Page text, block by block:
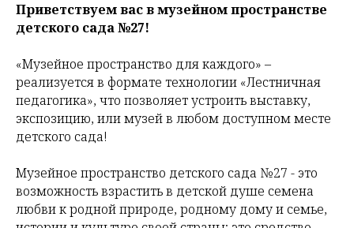
Приветствуем вас в музейном пространстве
детского сада №27!
«Музейное пространство для каждого» –
реализуется в формате технологии «Лестничная
педагогика», что позволяет устроить выставку,
экспозицию, или музей в любом доступном месте
детского сада!
Музейное пространство детского сада №27 - это
возможность взрастить в детской душе семена
любви к родной природе, родному дому и семье,